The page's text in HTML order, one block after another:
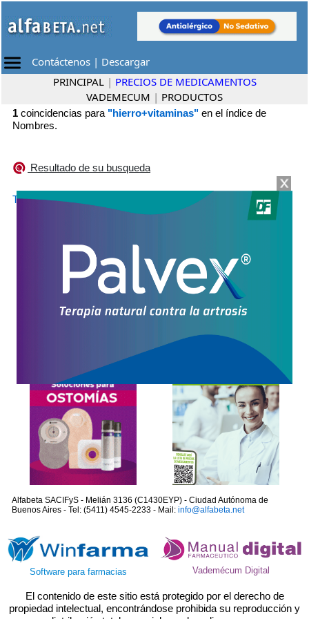
Contáctenos | Descargar
PRINCIPAL | PRECIOS DE MEDICAMENTOS
VADEMECUM | PRODUCTOS
1 coincidencias para "hierro+vitaminas" en el índice de
Nombres.
Resultado de su busqueda
TOTALFER•
Alfabeta SACIFyS - Melián 3136 (C1430EYP) - Ciudad Autónoma de
Buenos Aires - Tel: (5411) 4545-2233 - Mail: info@alfabeta.net
Software para farmacias Vademécum Digital
El contenido de este sitio está protegido por el derecho de
propiedad intelectual, encontrándose prohibida su reproducción y